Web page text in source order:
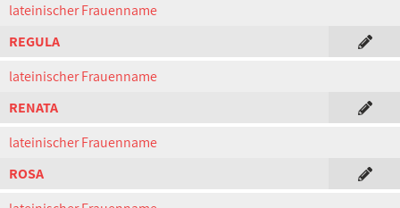
lateinischer Frauenname
REGULA
lateinischer Frauenname
RENATA
lateinischer Frauenname
ROSA